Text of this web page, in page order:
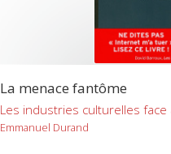
La menace fantôme
Les industries culturelles
Emmanuel Durand